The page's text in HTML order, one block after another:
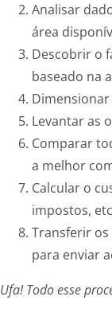
Analisar
área
Descobrir o
baseado na
Levantar as
Comparar
a melhor
Calcular o
impostos,
Transferir
para enviar
Ufa! Todo esse